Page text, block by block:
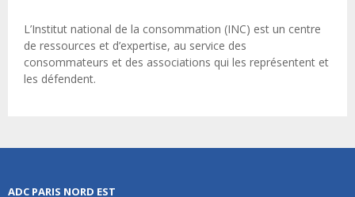
L’Institut national de la consommation (INC) est un centre
de ressources et d’expertise, au service des
consommateurs et des associations qui les représentent et
les défendent.
ADC PARIS NORD EST